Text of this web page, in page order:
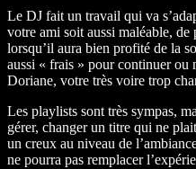
Le DJ fait un travail qui va
votre ami soit aussi maléable, de
lorsqu’il aura bien profité de la
aussi « frais » pour continuer ou
Doriane, votre très voire trop
Les playlists sont très sympas,
gérer, changer un titre qui ne
un creux au niveau de
ne pourra pas remplacer